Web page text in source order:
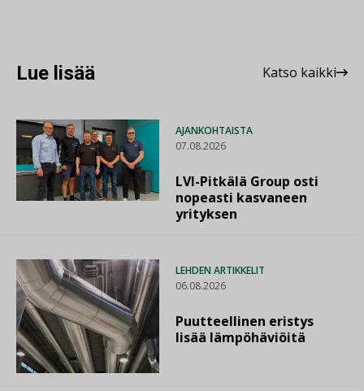
Lue lisää Katso kaikki
AJANKOHTAISTA
07.08.2026
LVI-Pitkälä Group osti
nopeasti kasvaneen
yrityksen
LEHDEN ARTIKKELIT
06.08.2026
Puutteellinen eristys
lisää lämpöhäviöitä